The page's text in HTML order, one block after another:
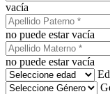
vacía
no puede estar vacía
no puede estar vacía